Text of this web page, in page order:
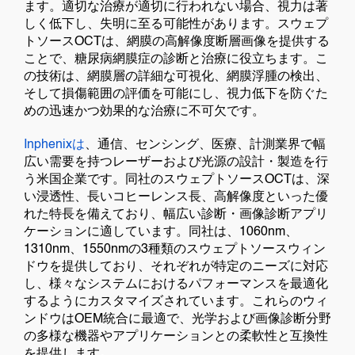
ます。適切な治療が適切に行われない場合、視力は著
しく低下し、失明に至る可能性があります。スウェプ
トソースOCTは、網膜の高解像度断層画像を提供する
ことで、糖尿病網膜症の診断と治療に役立ちます。こ
の技術は、網膜層の詳細な可視化、網膜浮腫の検出、
そして損傷範囲の評価を可能にし、視力低下を防ぐた
めの迅速かつ効果的な治療に不可欠です。
Inphenixは、通信、センシング、医療、計測業界で幅
広い需要を持つレーザーおよび光源の設計・製造を行
う米国企業です。同社のスウェプトソースOCTは、深
い浸透性、長いコヒーレンス長、高解像度といった優
れた特長を備えており、幅広い診断・画像診断アプリ
ケーションに適しています。同社は、1060nm、
1310nm、1550nmの3種類のスウェプトソースウィン
ドウを提供しており、それぞれが特定のニーズに対応
し、様々なシステムにおけるパフォーマンスを最適化
するようにカスタマイズされています。これらのウィ
ンドウはOEM統合に最適で、光学および画像診断分野
の多様な機器やアプリケーションとの柔軟性と互換性